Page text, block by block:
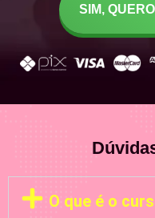
SIM,
O que é o